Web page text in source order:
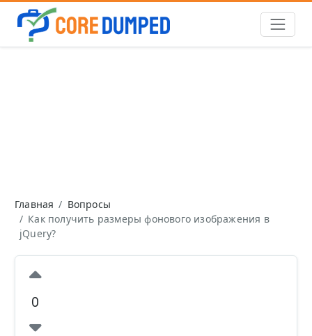
Главная
Вопросы
Как получить размеры фонового изображения в
jQuery?
0